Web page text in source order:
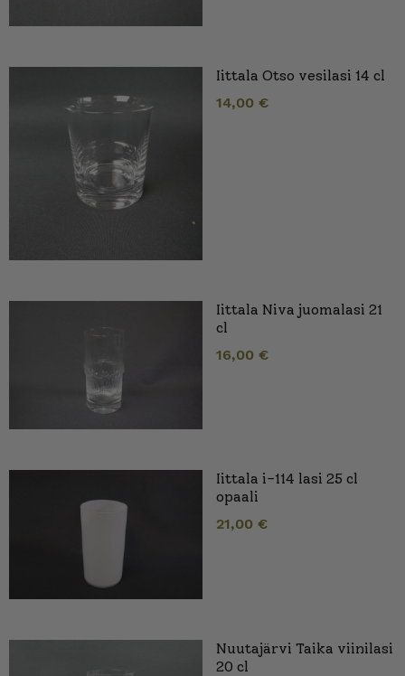
Iittala Otso vesilasi 14 cl
14,00 €
Iittala Niva juomalasi 21
cl
16,00 €
Iittala i-114 lasi 25 cl
opaali
21,00 €
Nuutajärvi Taika viinilasi
20 cl